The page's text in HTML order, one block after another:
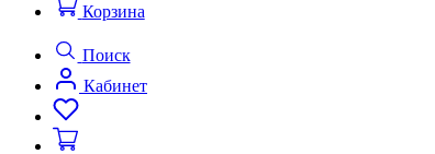
Корзина
Поиск
Кабинет